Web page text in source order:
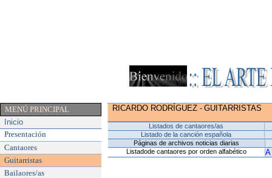
MENÚ PRINCIPAL
Inicio
Presentación
Cantaores
Guitarristas
Bailaores/as
RICARDO RODRÍGUEZ ​-GUITARRISTAS
Listados de cantaores/as
Listado de la canción española
Páginas de archivos noticias diarias
Listadode cantaores por orden alfabético
A